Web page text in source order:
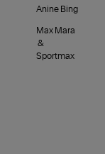
Anine Bing
Max Mara
&
Sportmax